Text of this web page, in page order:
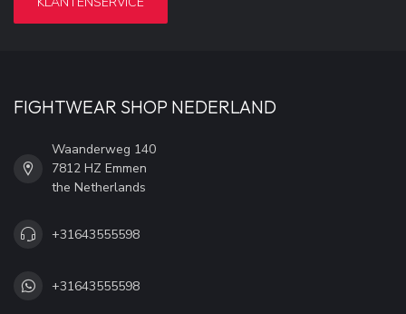
FIGHTWEAR SHOP NEDERLAND
Waanderweg 140
7812 HZ Emmen
the Netherlands
+31643555598
+31643555598